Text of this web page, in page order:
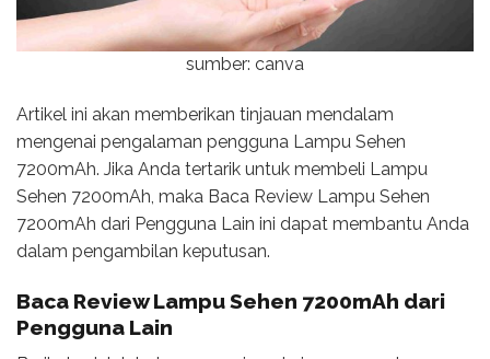
sumber: canva
Artikel ini akan memberikan tinjauan mendalam
mengenai pengalaman pengguna Lampu Sehen
7200mAh. Jika Anda tertarik untuk membeli Lampu
Sehen 7200mAh, maka Baca Review Lampu Sehen
7200mAh dari Pengguna Lain ini dapat membantu Anda
dalam pengambilan keputusan.
Baca Review Lampu Sehen 7200mAh dari
Pengguna Lain